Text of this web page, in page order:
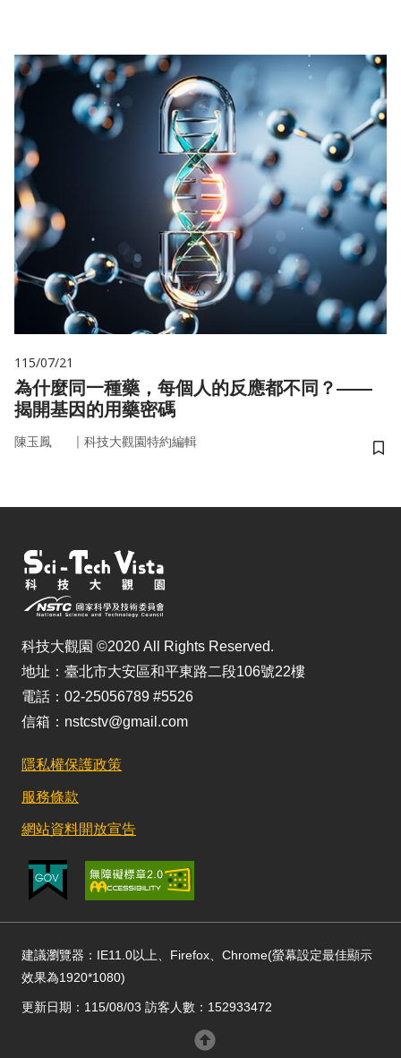
115/07/21
為什麼同一種藥，每個人的反應都不同？——
揭開基因的用藥密碼
陳玉鳳 ｜ 科技大觀園特約編輯
儲
科技大觀園 ©2020 All Rights Reserved.
地址：臺北市大安區和平東路二段106號22樓
電話：02-25056789 #5526
信箱：nstcstv@gmail.com
隱私權保護政策
服務條款
網站資料開放宣告
建議瀏覽器：IE11.0以上、Firefox、Chrome(螢幕設定最佳顯示
效果為1920*1080)
更新日期：115/08/03 訪客人數：152933472
回頂部